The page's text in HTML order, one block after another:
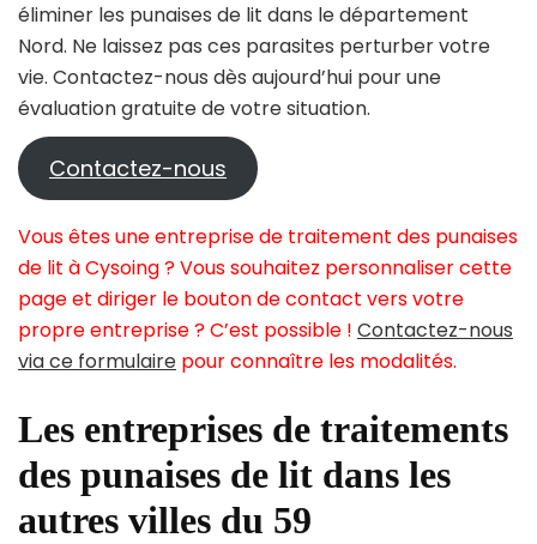
éliminer les punaises de lit dans le département
Nord. Ne laissez pas ces parasites perturber votre
vie. Contactez-nous dès aujourd’hui pour une
évaluation gratuite de votre situation.
Contactez-nous
Vous êtes une entreprise de traitement des punaises
de lit à Cysoing ? Vous souhaitez personnaliser cette
page et diriger le bouton de contact vers votre
propre entreprise ? C’est possible ! Contactez-nous
via ce formulaire pour connaître les modalités.
Les entreprises de traitements
des punaises de lit dans les
autres villes du 59